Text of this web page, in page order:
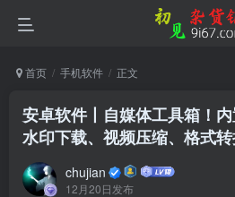
首页 手机软件 正文
安卓软件丨自媒体工具箱！
水印下载、视频压缩、格式
chujian
12月20日发布